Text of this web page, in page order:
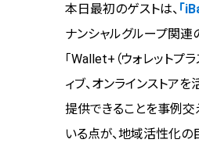
本日最初のゲストは、 「
ナンシャルグループ関
「Wallet+（ウォレットプ
ィブ、オンラインストア
提供できることを事例交
いる点が、地域活性化